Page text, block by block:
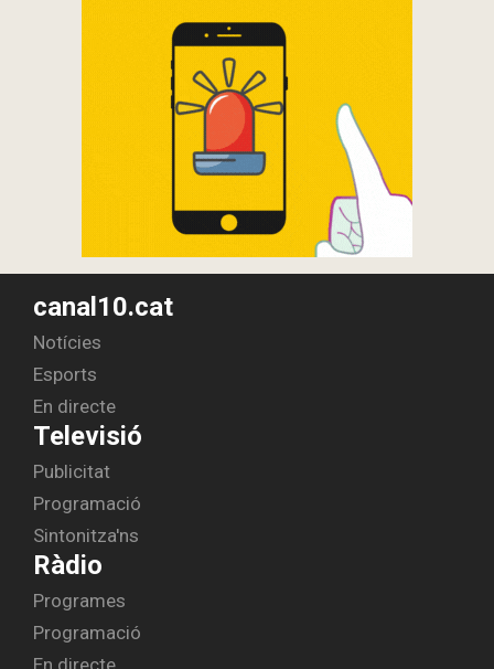
canal10.cat
Notícies
Esports
En directe
Televisió
Publicitat
Programació
Sintonitza'ns
Ràdio
Programes
Programació